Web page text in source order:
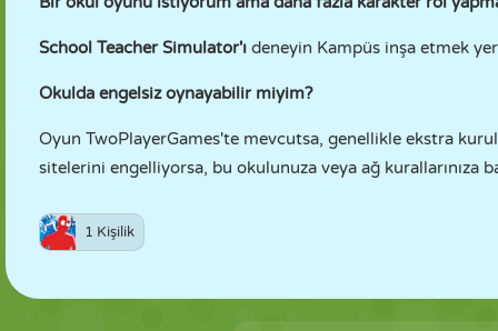
School Teacher Simulator'ı deneyin Kampüs inşa etmek
Okulda engelsiz oynayabilir miyim?
Oyun TwoPlayerGames'te mevcutsa, genellikle ekstra
sitelerini engelliyorsa, bu okulunuza veya ağ kurallarınıza
1 Kişilik